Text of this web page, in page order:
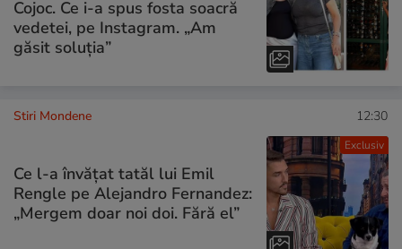
Cojoc. Ce i-a spus fosta soacră
vedetei, pe Instagram. „Am
găsit soluția”
Exclusiv
Stiri Mondene 12:30
Ce l-a învățat tatăl lui Emil
Rengle pe Alejandro Fernandez:
„Mergem doar noi doi. Fără el”